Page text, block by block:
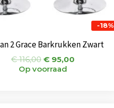
-18%
2 Grace Barkrukken Zwart
€116,00 €95,00
Op voorraad